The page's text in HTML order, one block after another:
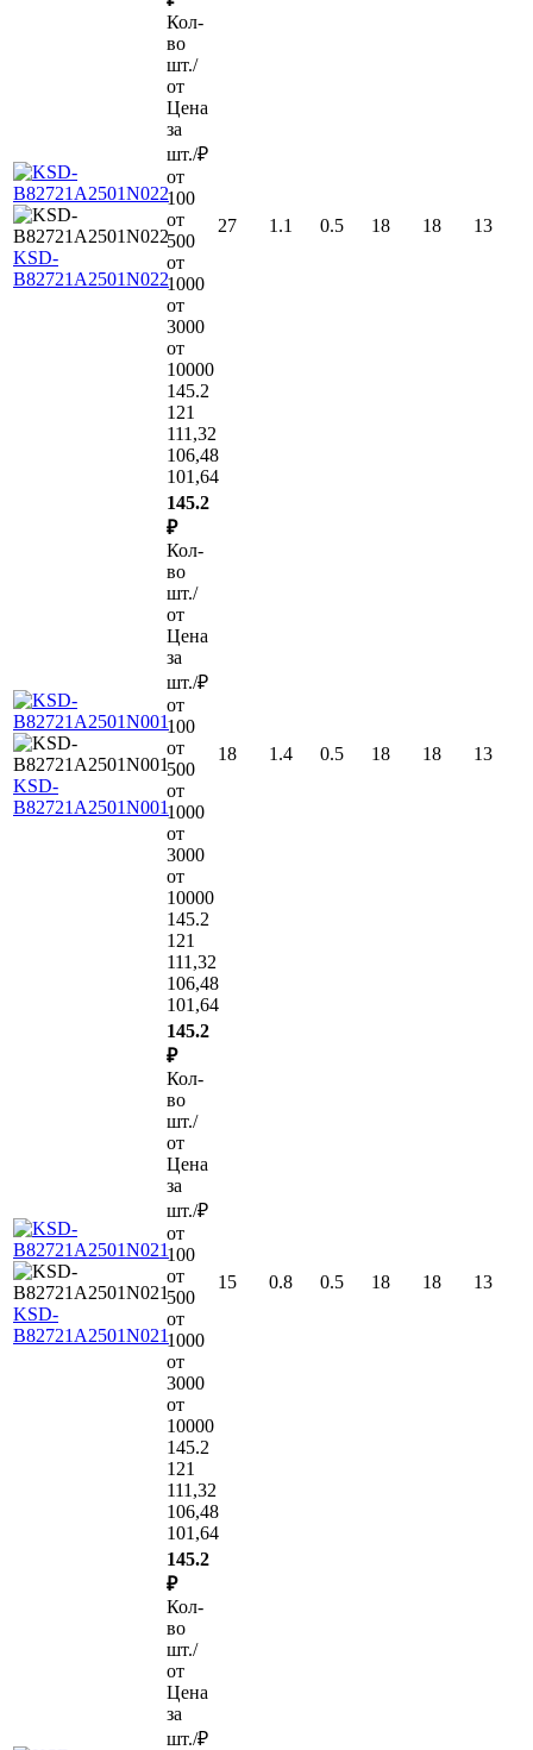
KSD-
B82721A2501N022
Кол-
во
шт./
от
Цена
за
шт./₽
от
100
от
500
от
1000
от
3000
от
10000
145.2
121
111,32
106,48
101,64
27 1.1 0.5 18 18 13
KSD-
B82721A2501N001
145.2
₽
Кол-
во
шт./
от
Цена
за
шт./₽
от
100
от
500
от
1000
от
3000
от
10000
145.2
121
111,32
106,48
101,64
18 1.4 0.5 18 18 13
KSD-
B82721A2501N021
145.2
₽
Кол-
во
шт./
от
Цена
за
шт./₽
от
100
от
500
от
1000
от
3000
от
10000
145.2
121
111,32
106,48
101,64
15 0.8 0.5 18 18 13
145.2
₽
Кол-
во
шт./
от
Цена
за
шт./₽